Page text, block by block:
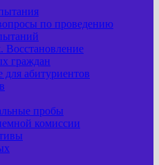
по проведению
Восстановление
граждан
для абитуриентов
пробы
комиссии